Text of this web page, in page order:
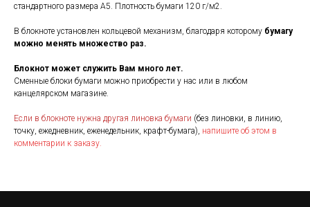
стандартного размера А5. Плотность бумаги 120 г/м2.
В блокноте установлен кольцевой механизм, благодаря которому бумагу
можно менять множество раз.
Блокнот может служить Вам много лет.
Сменные блоки бумаги можно приобрести у нас или в любом
канцелярском магазине.
Если в блокноте нужна другая линовка бумаги (без линовки, в линию,
точку, ежедневник, еженедельник, крафт-бумага), напишите об этом в
комментарии к заказу.